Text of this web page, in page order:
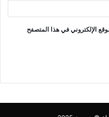
الإلكتروني في هذا المتصفح